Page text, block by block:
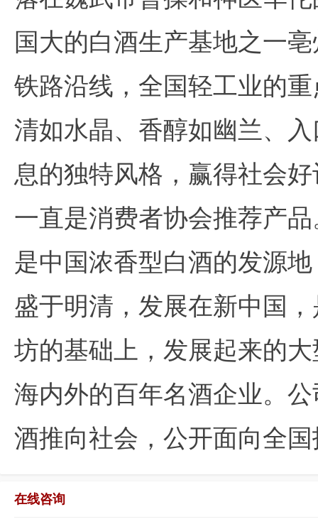
国大的白酒生产基地之一
铁路沿线，全国轻工业的
清如水晶、香醇如幽兰、
息的独特风格，赢得社会
一直是消费者协会推荐产
是中国浓香型白酒的发源
盛于明清，发展在新中国
坊的基础上，发展起来的
海内外的百年名酒企业。
酒推向社会，公开面向全
在线咨询